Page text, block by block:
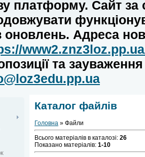
платформу. Сайт
оновлень. Адреса
та
Каталог файлів
Головна » Файли
Всього матеріалів в каталозі: 26
Показано матеріалів: 1-10